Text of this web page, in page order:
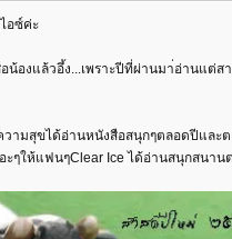
อซ์ค่ะ
น้องแล้วอึ้ง...เพราะปีที่ผ่านมา่อ่านแต่ส
ามสุขได้อ่านหนังสือสนุกๆตลอดปีและต
ะๆให้แฟนๆClear Ice ได้อ่านสนุกสนาน